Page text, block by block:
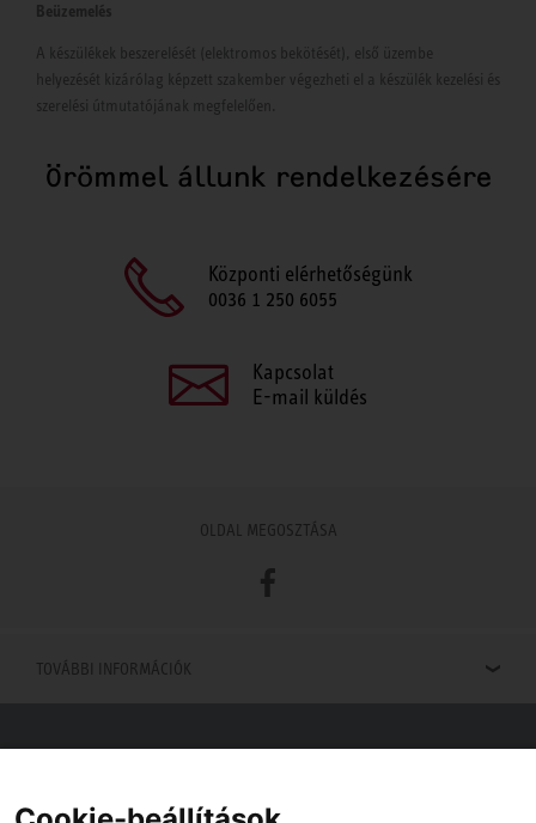
Beüzemelés
A készülékek beszerelését (elektromos bekötését), első üzembe
helyezését kizárólag képzett szakember végezheti el a készülék kezelési és
szerelési útmutatójának megfelelően.
Örömmel állunk rendelkezésére
Központi elérhetőségünk
0036 1 250 6055
Kapcsolat
E-mail küldés
OLDAL MEGOSZTÁSA
Facebook
TOVÁBBI INFORMÁCIÓK
Viszonteladót keres az Ön közelében? Nem probléma.